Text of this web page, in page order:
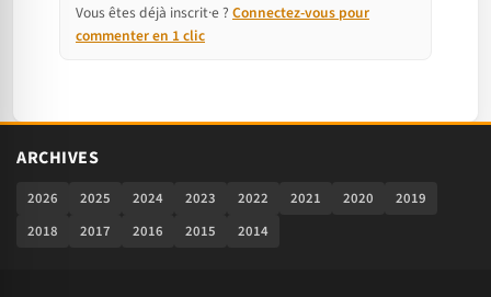
Vous êtes déjà inscrit·e ? Connectez-vous pour
commenter en 1 clic
ARCHIVES
2026 2025 2024 2023 2022 2021 2020
2019
2018
2017 2016 2015 2014